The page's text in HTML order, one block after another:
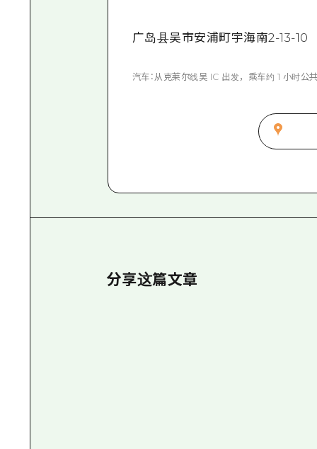
广岛县吴市安浦町宇海南2-13-10
汽车：从克莱尔线吴 IC 出发，乘车约 1 小时公
分享这篇文章